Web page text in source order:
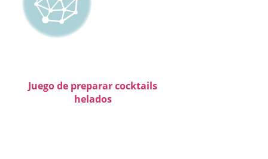
Juego de preparar cocktails
helados